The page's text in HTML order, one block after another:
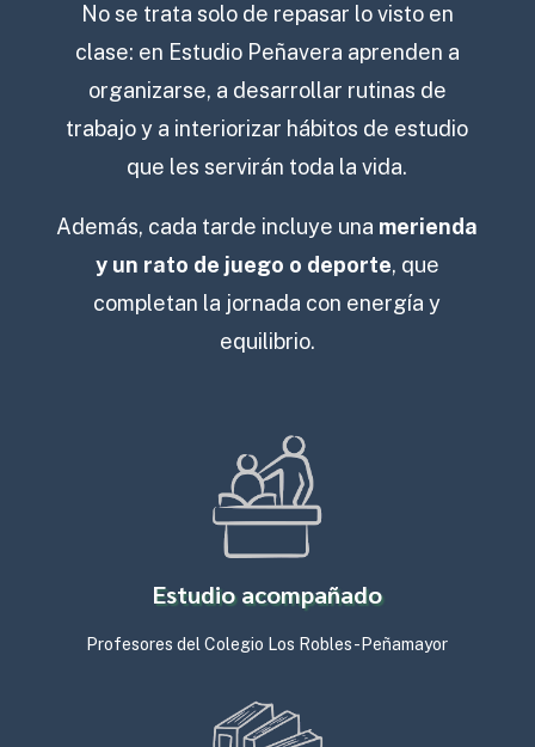
No se trata solo de repasar lo visto en
clase: en Estudio Peñavera aprenden a
organizarse, a desarrollar rutinas de
trabajo y a interiorizar hábitos de estudio
que les servirán toda la vida.
Además, cada tarde incluye una merienda
y un rato de juego o deporte, que
completan la jornada con energía y
equilibrio.
Estudio acompañado
Profesores del Colegio Los Robles-Peñamayor